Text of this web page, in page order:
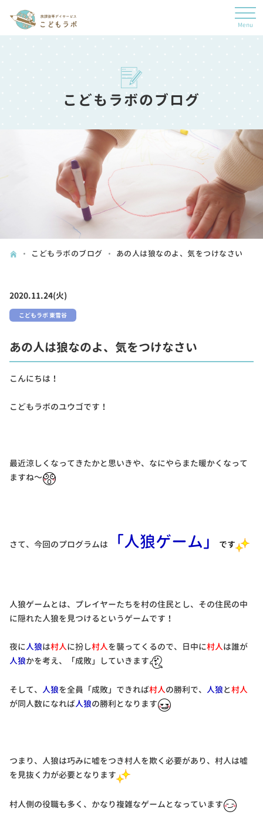
こどもラボのブログ
こどもラボのブログ あの人は狼なのよ、気をつけなさい
2020.11.24(火)
こどもラボ 東雪谷
あの人は狼なのよ、気をつけなさい
こんにちは！
こどもラボのユウゴです！
最近涼しくなってきたかと思いきや、なにやらまた暖かくなって
ますね～
さて、今回のプログラムは 「人狼ゲーム」 です
人狼ゲームとは、プレイヤーたちを村の住民とし、その住民の中
に隠れた人狼を見つけるというゲームです！
夜に人狼は村人に扮し村人を襲ってくるので、日中に村人は誰が
人狼かを考え、「成敗」していきます
そして、 人狼を全員「成敗」できれば村人の勝利で、 人狼と村人
が同人数になれば人狼の勝利となります
つまり、人狼は巧みに嘘をつき村人を欺く必要があり、村人は嘘
を見抜く力が必要となります
村人側の役職も多く、かなり複雑なゲームとなっています